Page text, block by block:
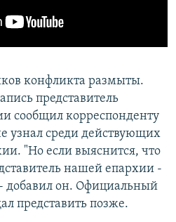
конфликта размыты.
представитель
сообщил корреспонденту
узнал среди действующих
"Но если выяснится, что
нашей епархии -
добавил он. Официальный
представить позже.